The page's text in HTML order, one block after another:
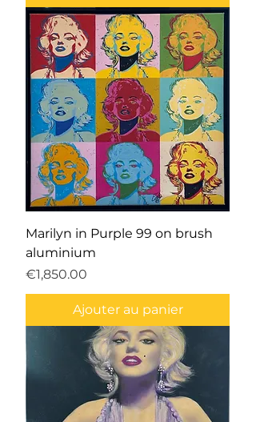
Marilyn in Purple 99 on brush
aluminium
Prix
€1,850.00
Ajouter au panier